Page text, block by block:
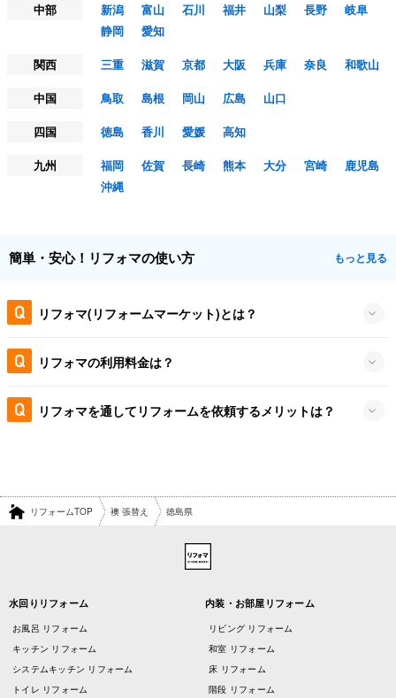
中部
新潟 富山 石川 福井 山梨 長野
岐阜
静岡
愛知
関西
三重 滋賀 京都 大阪 兵庫 奈良
和歌山
中国
鳥取 島根 岡山 広島
山口
四国
徳島 香川 愛媛
高知
九州
福岡 佐賀 長崎 熊本 大分 宮崎
鹿児島
沖縄
簡単・安心！リフォマの使い方 もっと見る
リフォマ(リフォームマーケット)とは？
リフォマの利用料金は？
リフォマを通してリフォームを依頼するメリットは？
リフォームTOP 襖 張替え 徳島県
水回りリフォーム
お風呂 リフォーム
キッチン リフォーム
システムキッチン リフォーム
トイレ リフォーム
内装・お部屋リフォーム
リビング リフォーム
和室 リフォーム
床 リフォーム
階段 リフォーム